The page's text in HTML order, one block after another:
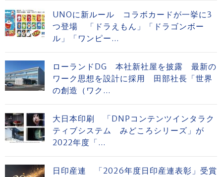
UNOに新ルール コラボカードが一挙に3
つ登場 「ドラえもん」「ドラゴンボー
ル」「ワンピー...
ローランドDG 本社新社屋を披露 最新の
ワーク思想を設計に採用 田部社長「世界
の創造（ワク...
大日本印刷 「DNPコンテンツインタラク
ティブシステム みどころシリーズ」が
2022年度「...
日印産連 「2026年度日印産連表彰」受賞